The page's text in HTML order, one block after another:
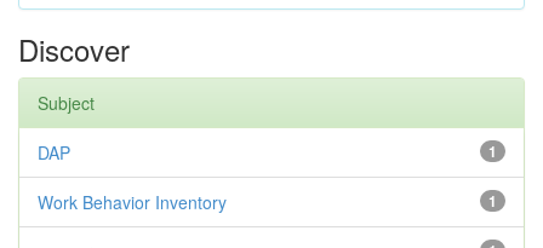
Discover
Subject
1
DAP
1
Work Behavior Inventory